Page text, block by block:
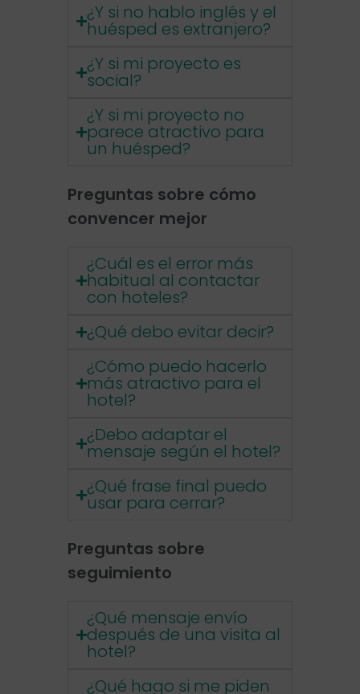
¿Y si no hablo inglés y el
huésped es extranjero?
¿Y si mi proyecto es
social?
¿Y si mi proyecto no
parece atractivo para
un huésped?
Preguntas sobre cómo
convencer mejor
¿Cuál es el error más
habitual al contactar
con hoteles?
¿Qué debo evitar decir?
¿Cómo puedo hacerlo
más atractivo para el
hotel?
¿Debo adaptar el
mensaje según el hotel?
¿Qué frase final puedo
usar para cerrar?
Preguntas sobre
seguimiento
¿Qué mensaje envío
después de una visita al
hotel?
¿Qué hago si me piden